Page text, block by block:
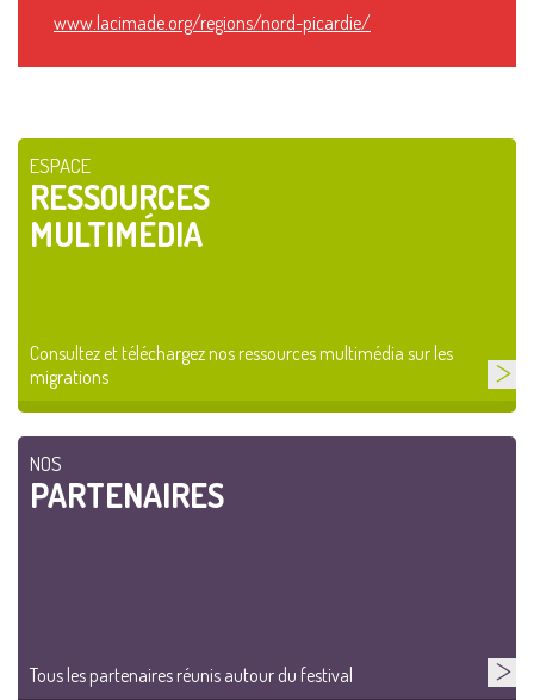
www.lacimade.org/regions/nord-picardie/
ESPACE
RESSOURCES
MULTIMÉDIA
Consultez et téléchargez nos ressources multimédia sur les
migrations
NOS
PARTENAIRES
Tous les partenaires réunis autour du festival